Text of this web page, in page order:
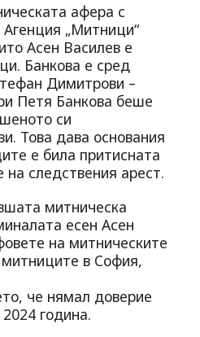
афера с
„Митници“
Асен Василев е
Банкова е сред
Димитрови –
Петя Банкова беше
си
Това дава основания
е била притисната
следствения арест.
митническа
есен Асен
на митническите
в София,
че нямал доверие
година.